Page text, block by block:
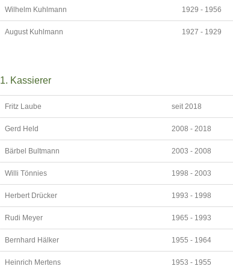
Wilhelm Kuhlmann 1929 - 1956
August Kuhlmann 1927 - 1929
1. Kassierer
Fritz Laube seit 2018
Gerd Held 2008 - 2018
Bärbel Bultmann 2003 - 2008
Willi Tönnies 1998 - 2003
Herbert Drücker 1993 - 1998
Rudi Meyer 1965 - 1993
Bernhard Hälker 1955 - 1964
Heinrich Mertens 1953 - 1955